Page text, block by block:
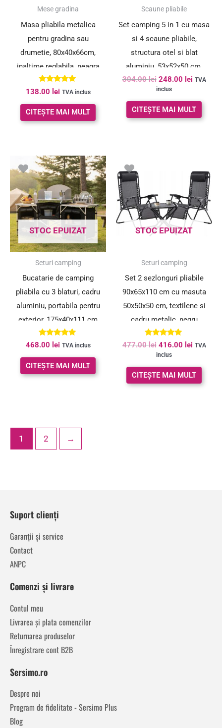
Mese gradina
Masa pliabila metalica
pentru gradina sau
drumetie, 80x40x66cm,
inaltime reglabila, neagra
Evaluat la
5.00
din 5
138.00 lei TVA inclus
CITEȘTE MAI MULT
SUPER PREȚ!Scaune pliabile
Set camping 5 in 1 cu masa
si 4 scaune pliabile,
structura otel si blat
aluminiu, 53x52x50 cm,
verde
304.00lei 248.00 lei TVA
inclus
CITEȘTE MAI MULT
STOC EPUIZAT
Seturi camping
Bucatarie de camping
pliabila cu 3 blaturi, cadru
aluminiu, portabila pentru
exterior, 175x40x111 cm
Evaluat la
5.00
din 5
468.00 lei TVA inclus
CITEȘTE MAI MULT
SUPER PREȚ!
STOC EPUIZAT
Seturi camping
Set 2 sezlonguri pliabile
90x65x110 cm cu masuta
50x50x50 cm, textilene si
cadru metalic, negru
Evaluat la
5.00
din 5
477.00lei
477.00 lei.
416.00 lei
curent
este:
416.00
TVA
inclus
CITEȘTE MAI MULT
1 2 →
Suport clienți
Garanții și service
Contact
ANPC
Comenzi și livrare
Contul meu
Livrarea și plata comenzilor
Returnarea produselor
Înregistrare cont B2B
Sersimo.ro
Despre noi
Program de fidelitate - Sersimo Plus
Blog